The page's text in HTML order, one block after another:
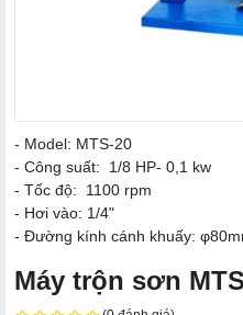
- Model: MTS-20
- Công suất: 1/8 HP- 0,1 kw
- Tốc độ: 1100 rpm
- Hơi vào: 1/4"
- Đường kính cánh khuấy:
Máy trộn sơn